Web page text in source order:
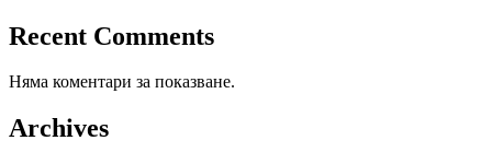
Recent Comments
Няма коментари за показване.
Archives